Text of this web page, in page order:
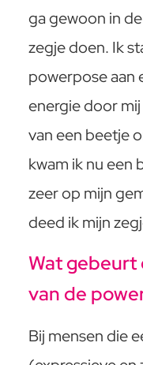
ga gewoon in
zegje doen. Ik
powerpose aan
energie door
van een beetje
kwam ik nu een
zeer op mijn
deed ik mijn
Wat gebeurt
van de
Bij mensen die